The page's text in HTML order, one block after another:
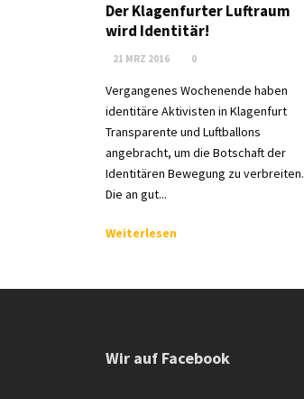
Der Klagenfurter Luftraum
wird Identitär!
21 MRZ 2016 0
Vergangenes Wochenende haben
identitäre Aktivisten in Klagenfurt
Transparente und Luftballons
angebracht, um die Botschaft der
Identitären Bewegung zu verbreiten.
Die an gut...
Weiterlesen
Wir auf Facebook